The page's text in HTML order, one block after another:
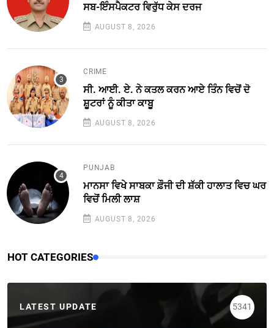
ਸਬ-ਇੰਸਪੈਕਟਰ ਵਿਰੁੱਧ ਕੇਸ ਦਰਜ
AUGUST 8, 2026
CRIME
ਸੀ. ਆਈ. ਏ. ਨੇ ਕਤਲ ਕਰਨ ਆਏ ਤਿੰਨ ਵਿਚੋਂ ਦੋ
ਸ਼ੂਟਰਾਂ ਨੂੰ ਕੀਤਾ ਕਾਬੂ
AUGUST 8, 2026
PUNJAB
ਮਾਨਸਾ ਵਿਖੇ ਸਾਬਕਾ ਫ਼ੌਜੀ ਦੀ ਸ਼ੱਕੀ ਹਾਲਾਤ ਵਿਚ ਘਰ
ਵਿਚੋਂ ਮਿਲੀ ਲਾਸ਼
AUGUST 8, 2026
HOT CATEGORIES
LATEST UPDATE 5341